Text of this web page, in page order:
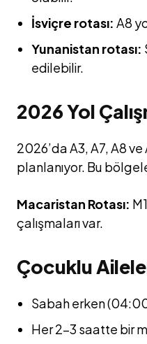
İsviçre rotası: A8
Yunanistan rotası:
edilebilir.
2026 Yol
2026’da A3, A7, A8
planlanıyor. Bu
Macaristan Rotası:
çalışmaları var.
Çocuklu
Sabah erken
Her 2–3 saatte bir